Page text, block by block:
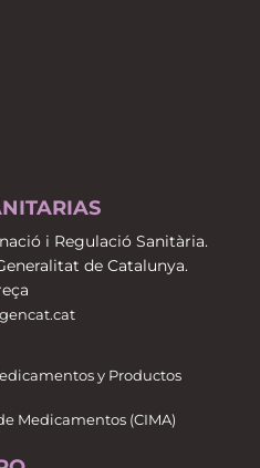
i Regulació Sanitària.
de Catalunya.
y Productos
Medicamentos (CIMA)